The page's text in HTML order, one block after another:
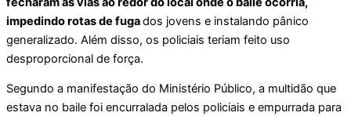
impedindo rotas de fugados jovens e instalando pânico
generalizado. Além disso, os policiais teriam feito uso
desproporcional de força.
Segundo a manifestação do Ministério Público, a multidão que
estava no baile foi encurralada pelos policiais e empurrada para